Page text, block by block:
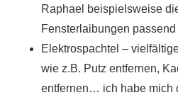
Raphael beispielsweise
Fensterlaibungen
Elektrospachtel –
wie z.B. Putz entfernen,
entfernen… ich habe mich